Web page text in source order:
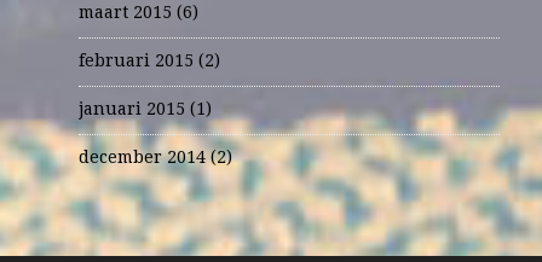
maart 2015 (6)
februari 2015 (2)
januari 2015 (1)
december 2014(2)